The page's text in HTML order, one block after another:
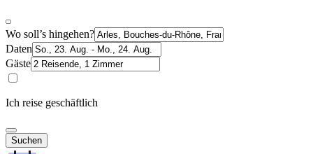
Wo soll’s hingehen?
Daten
Gäste
Ich reise geschäftlich
Suchen